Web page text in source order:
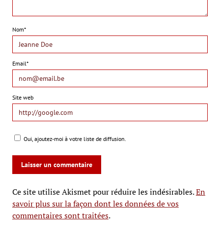
Nom*
Email*
Site web
Oui, ajoutez-moi à votre liste de diffusion.
Ce site utilise Akismet pour réduire les indésirables.En
savoir plus sur la façon dont les données de vos
commentaires sont traitées.